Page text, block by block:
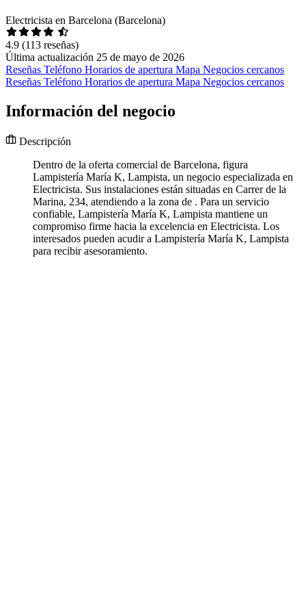
Electricista en Barcelona (Barcelona)
4.9 (113 reseñas)
Última actualización 25 de mayo de 2026
Reseñas Teléfono Horarios de apertura Mapa Negocios cercanos
Reseñas Teléfono Horarios de apertura Mapa Negocios cercanos
Información del negocio
Descripción
Dentro de la oferta comercial de Barcelona, figura
Lampistería María K, Lampista, un negocio especializada en
Electricista. Sus instalaciones están situadas en Carrer de la
Marina, 234, atendiendo a la zona de . Para un servicio
confiable, Lampistería María K, Lampista mantiene un
compromiso firme hacia la excelencia en Electricista. Los
interesados pueden acudir a Lampistería María K, Lampista
para recibir asesoramiento.